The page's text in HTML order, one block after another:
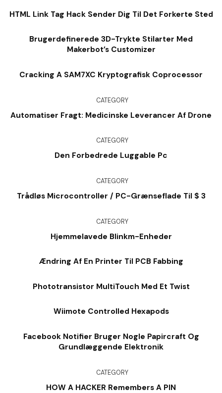
HTML Link Tag Hack Sender Dig Til Det Forkerte Sted
Brugerdefinerede 3D-Trykte Stilarter Med
Makerbot’s Customizer
Cracking A SAM7XC Kryptografisk Coprocessor
CATEGORY
Automatiser Fragt: Medicinske Leverancer Af Drone
CATEGORY
Den Forbedrede Luggable Pc
CATEGORY
Trådløs Microcontroller / PC-Grænseflade Til $ 3
CATEGORY
Hjemmelavede Blinkm-Enheder
Ændring Af En Printer Til PCB Fabbing
Phototransistor MultiTouch Med Et Twist
Wiimote Controlled Hexapods
Facebook Notifier Bruger Nogle Papircraft Og
Grundlæggende Elektronik
CATEGORY
HOW A HACKER Remembers A PIN